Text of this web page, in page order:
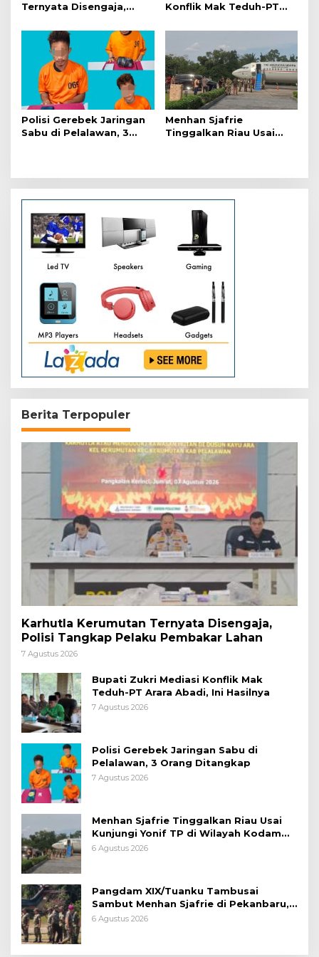
Ternyata Disengaja,
Pembakar Lahan
Konflik Mak Teduh-PT
Polisi Gerebek Jaringan
Sabu di Pelalawan, 3
Menhan Sjafrie
Tinggalkan Riau Usai
Berita Terpopuler
Karhutla Kerumutan Ternyata Disengaja,
Polisi Tangkap Pelaku Pembakar Lahan
7 Agustus 2026
Bupati Zukri Mediasi Konflik Mak
Teduh-PT Arara Abadi, Ini Hasilnya
7 Agustus 2026
Polisi Gerebek Jaringan Sabu di
Pelalawan, 3 Orang Ditangkap
7 Agustus 2026
Menhan Sjafrie Tinggalkan Riau Usai
Kunjungi Yonif TP di Wilayah Kodam
XIX/Tuanku Tambusai
6 Agustus 2026
Pangdam XIX/Tuanku Tambusai
Sambut Menhan Sjafrie di Pekanbaru,
Ada Agenda Penting
6 Agustus 2026